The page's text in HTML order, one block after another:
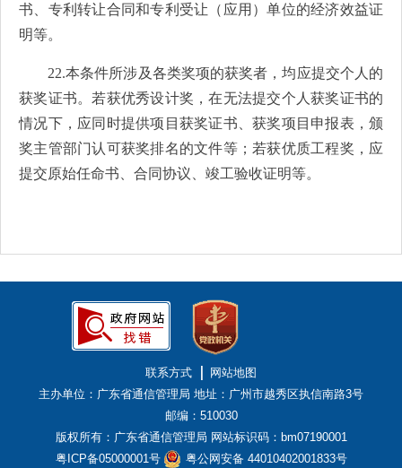
书、专利转让合同和专利受让（应用）单位的经济效益证
明等。
22.本条件所涉及各类奖项的获奖者，均应提交个人的
获奖证书。若获优秀设计奖，在无法提交个人获奖证书的
情况下，应同时提供项目获奖证书、获奖项目申报表，颁
奖主管部门认可获奖排名的文件等；若获优质工程奖，应
提交原始任命书、合同协议、竣工验收证明等。
联系方式
网站地图
主办单位：广东省通信管理局 地址：广州市越秀区执信南路3号
邮编：510030
版权所有：广东省通信管理局 网站标识码：bm07190001
粤ICP备05000001号
粤公网安备 44010402001833号